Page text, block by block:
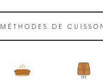
MÉTHODES DE